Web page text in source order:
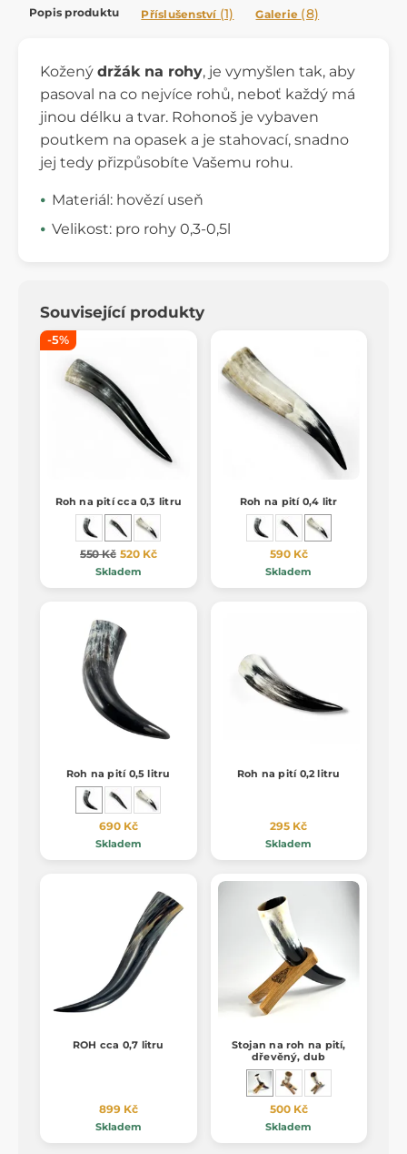
Popis produktu Příslušenství (1) Galerie (8)
Kožený držák na rohy, je vymyšlen tak, aby
pasoval na co nejvíce rohů, neboť každý má
jinou délku a tvar. Rohonoš je vybaven
poutkem na opasek a je stahovací, snadno
jej tedy přizpůsobíte Vašemu rohu.
Materiál: hovězí useň
Velikost: pro rohy 0,3-0,5l
Související produkty
-5%
Roh na pití cca 0,3 litru
550 Kč 520 Kč
Skladem
Roh na pití 0,4 litr
590 Kč
Skladem
Roh na pití 0,5 litru
690 Kč
Skladem
Roh na pití 0,2 litru
295 Kč
Skladem
ROH cca 0,7 litru
899 Kč
Skladem
Stojan na roh na pití,
dřevěný, dub
500 Kč
Skladem